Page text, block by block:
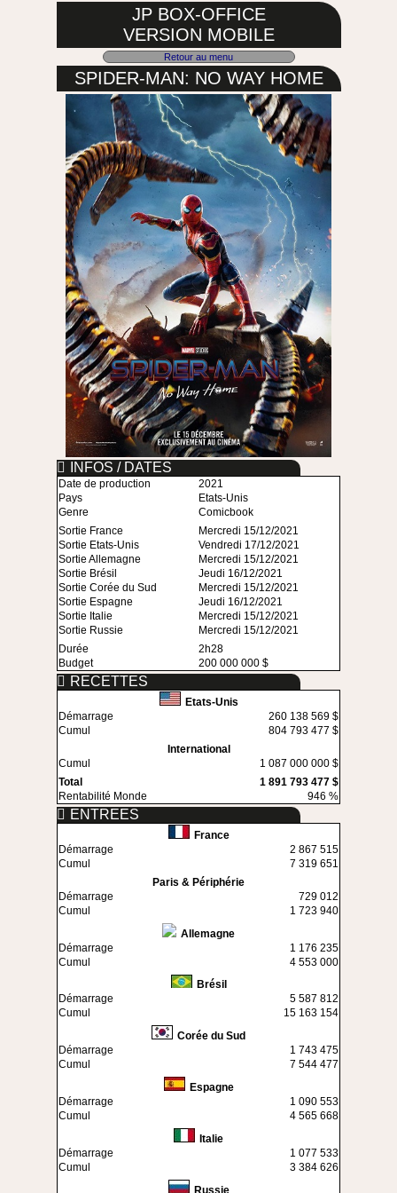
JP BOX-OFFICE
VERSION MOBILE
Retour au menu
SPIDER-MAN: NO WAY HOME
INFOS / DATES
Date de production
2021
Pays
Etats-Unis
Genre
Comicbook
Sortie France
Mercredi 15/12/2021
Sortie Etats-Unis
Vendredi 17/12/2021
Sortie Allemagne
Mercredi 15/12/2021
Sortie Brésil
Jeudi 16/12/2021
Sortie Corée du Sud
Mercredi 15/12/2021
Sortie Espagne
Jeudi 16/12/2021
Sortie Italie
Mercredi 15/12/2021
Sortie Russie
Mercredi 15/12/2021
Durée
2h28
Budget
200 000 000 $
RECETTES
Etats-Unis
Démarrage
260 138 569 $
Cumul
804 793 477 $
International
Cumul
1 087 000 000 $
Total
1 891 793 477 $
Rentabilité Monde
946 %
ENTREES
France
Démarrage
2 867 515
Cumul
7 319 651
Paris & Périphérie
Démarrage
729 012
Cumul
1 723 940
Allemagne
Démarrage
1 176 235
Cumul
4 553 000
Brésil
Démarrage
5 587 812
Cumul
15 163 154
Corée du Sud
Démarrage
1 743 475
Cumul
7 544 477
Espagne
Démarrage
1 090 553
Cumul
4 565 668
Italie
Démarrage
1 077 533
Cumul
3 384 626
Russie